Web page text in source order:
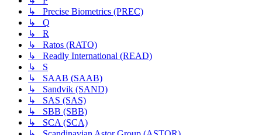
↳ Precise Biometrics (PREC)
↳ Q
↳ R
↳ Ratos (RATO)
↳ Readly International (READ)
↳ S
↳ SAAB (SAAB)
↳ Sandvik (SAND)
↳ SAS (SAS)
↳ SBB (SBB)
↳ SCA (SCA)